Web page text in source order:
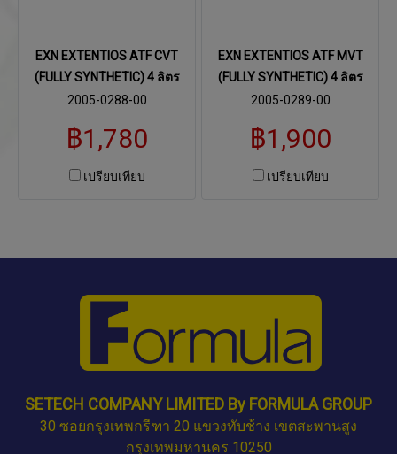
EXN EXTENTIOS ATF CVT
(FULLY SYNTHETIC) 4 ลิตร
2005-0288-00
฿1,780
เปรียบเทียบ
EXN EXTENTIOS ATF MVT
(FULLY SYNTHETIC) 4 ลิตร
2005-0289-00
฿1,900
เปรียบเทียบ
SETECH COMPANY LIMITED By FORMULA GROUP
30 ซอยกรุงเทพกรีฑา 20 แขวงทับช้าง เขตสะพานสูง
กรุงเทพมหานคร 10250